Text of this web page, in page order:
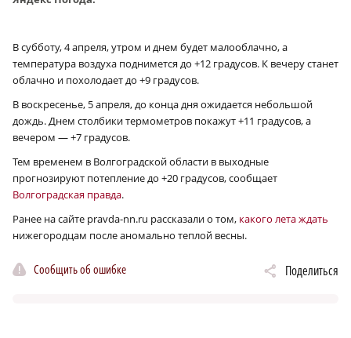
В субботу, 4 апреля, утром и днем будет малооблачно, а
температура воздуха поднимется до +12 градусов. К вечеру станет
облачно и похолодает до +9 градусов.
В воскресенье, 5 апреля, до конца дня ожидается небольшой
дождь. Днем столбики термометров покажут +11 градусов, а
вечером — +7 градусов.
Тем временем в Волгоградской области в выходные
прогнозируют потепление до +20 градусов, сообщает
Волгоградская правда.
Ранее на сайте pravda-nn.ru рассказали о том, какого лета ждать
нижегородцам после аномально теплой весны.
Сообщить об ошибке Поделиться